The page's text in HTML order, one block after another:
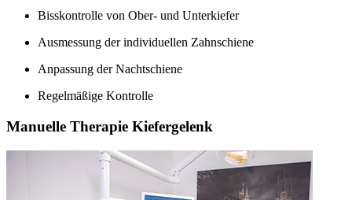
Bisskontrolle von Ober- und Unterkiefer
Ausmessung der individuellen Zahnschiene
Anpassung der Nachtschiene
Regelmäßige Kontrolle
Manuelle Therapie Kiefergelenk